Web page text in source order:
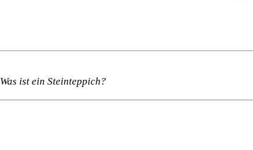
Was ist ein Steinteppich?